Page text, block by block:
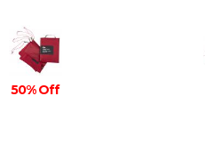
50% Off